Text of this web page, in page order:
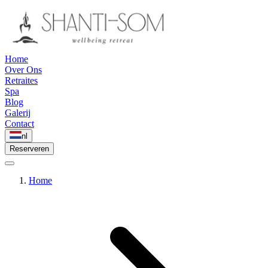
Home
Over Ons
Retraites
Spa
Blog
Galerij
Contact
nl
Reserveren
Home